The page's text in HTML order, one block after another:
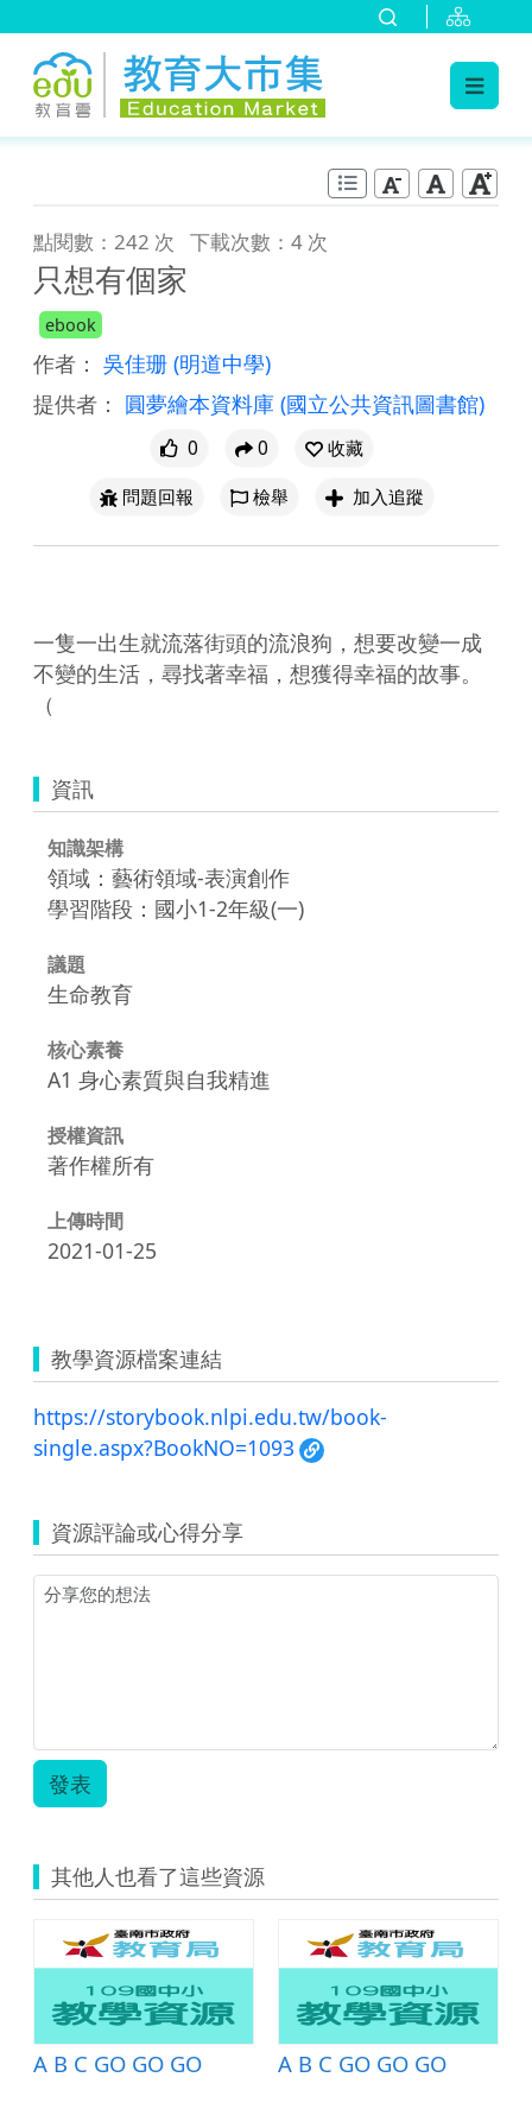
點閱數：242 次 下載次數：4 次
只想有個家
ebook
作者： 吳佳珊 (明道中學)
提供者： 圓夢繪本資料庫 (國立公共資訊圖書館)
0 0
收藏
問題回報
檢舉 加入追蹤
一隻一出生就流落街頭的流浪狗，想要改變一成
不變的生活，尋找著幸福，想獲得幸福的故事。
資訊
知識架構
領域：藝術領域-表演創作
學習階段：國小1-2年級(一)
議題
生命教育
核心素養
A1 身心素質與自我精進
授權資訊
著作權所有
上傳時間
2021-01-25
教學資源檔案連結
https://storybook.nlpi.edu.tw/book-
single.aspx?BookNO=1093
資源評論或心得分享
發表
其他人也看了這些資源
A B C GO GO GO A B C GO GO GO